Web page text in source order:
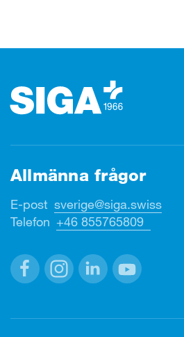
Allmänna frågor
E-post sverige@siga.swiss
Telefon +46 855765809